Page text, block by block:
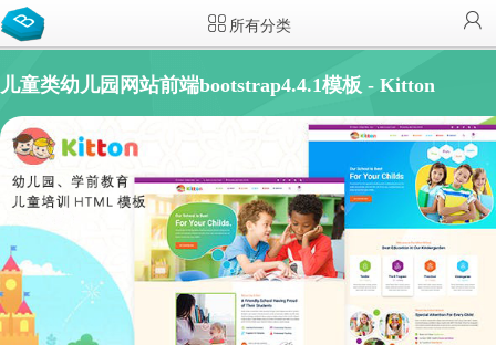
所有分类
儿童类幼儿园网站前端bootstrap4.4.1模板 - Kitton